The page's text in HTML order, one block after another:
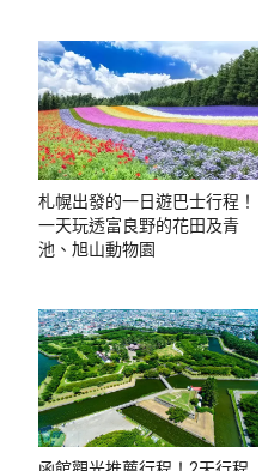
札幌出發的一日遊巴士行程！
一天玩透富良野的花田及青
池、旭山動物園